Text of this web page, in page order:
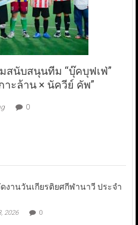
สนับสนุนทีม “บุ๊คบุฟเฟ่”
ะล้าน × นัควีย์ คัพ”
0
ดงานวันเกียรติยศกีฬานาวี ประจำ
2026 0